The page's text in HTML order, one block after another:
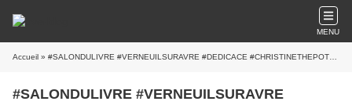
MENU
Accueil » #SALONDULIVRE #VERNEUILSURAVRE #DEDICACE #CHRISTINETHEPOTGAYON
#SALONDULIVRE #VERNEUILSURAVRE